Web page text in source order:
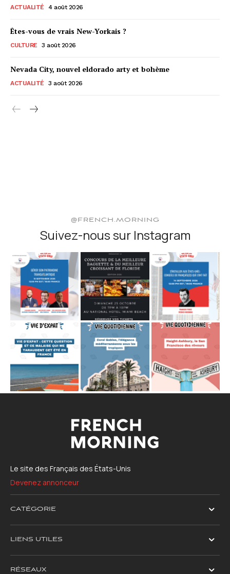
ACTUALITÉ 4 août 2026
Êtes-vous de vrais New-Yorkais ?
CULTURE 3 août 2026
Nevada City, nouvel eldorado arty et bohème
ACTUALITÉ 3 août 2026
@FRENCH.MORNING
Suivez-nous sur Instagram
Le site des Français des États-Unis
Devenez annonceur
CATÉGORIE
LIENS UTILES
RÉSEAUX